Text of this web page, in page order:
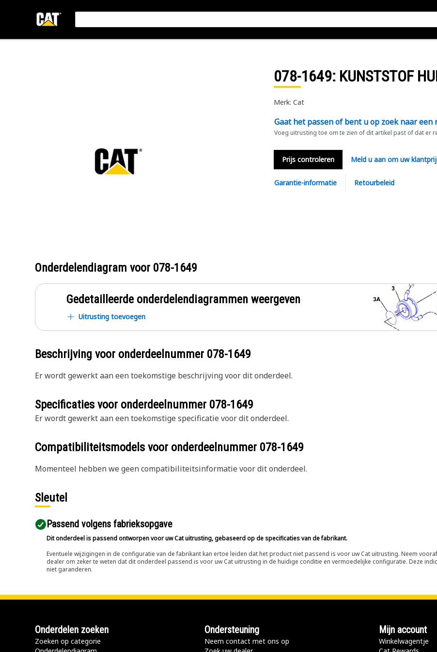
078-1649: KUNSTSTOF
Merk: Cat
Gaat het passen of bent u op zoek naar een
Voeg uitrusting toe om te zien of dit artikel past of dat er
Prijs controleren Meld u aan om uw
Garantie-informatie Retourbeleid
Onderdelendiagram voor 078-1649
Gedetailleerde onderdelendiagrammen weergeven
Uitrusting toevoegen
Beschrijving voor onderdeelnummer 078-1649
Er wordt gewerkt aan een toekomstige beschrijving voor dit onderdeel.
Specificaties voor onderdeelnummer 078-1649
Er wordt gewerkt aan een toekomstige specificatie voor dit onderdeel.
Compatibiliteitsmodels voor onderdeelnummer 078-1649
Momenteel hebben we geen compatibiliteitsinformatie voor dit onderdeel.
Sleutel
Passend volgens fabrieksopgave
Dit onderdeel is passend ontworpen voor uw Cat uitrusting, gebaseerd op de specificaties van de fabrikant.
Eventuele wijzigingen in de configuratie van de fabrikant kan ertoe leiden dat het product niet passend is voor uw Cat uitrusting. Neem
dealer om zeker te weten dat dit onderdeel passend is voor uw Cat uitrusting in de huidige conditie en vermoedelijke configuratie. Deze
niet garanderen.
Onderdelen zoeken
Zoeken op categorie
Ondersteuning
Neem contact met ons op
Mijn account
Winkelwagentje